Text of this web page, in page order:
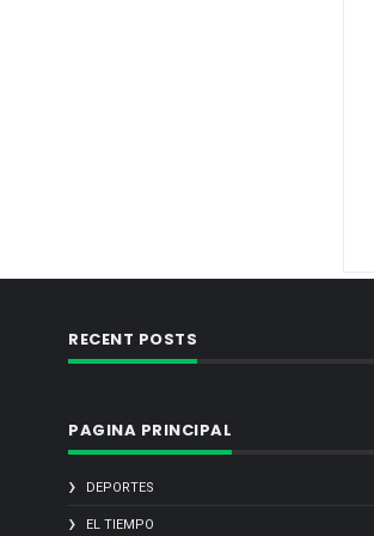
RECENT POSTS
PAGINA PRINCIPAL
DEPORTES
EL TIEMPO